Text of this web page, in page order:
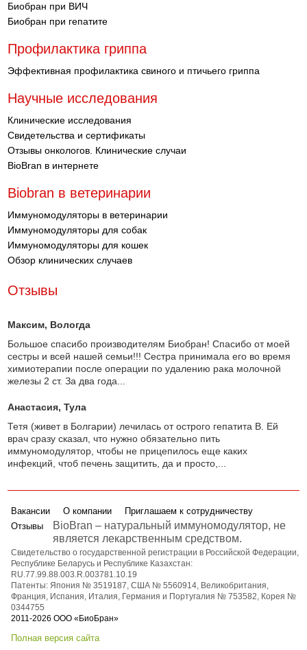
Биобран при ВИЧ
Биобран при гепатите
Профилактика гриппа
Эффективная профилактика свиного и птичьего гриппа
Научные исследования
Клинические исследования
Свидетельства и сертификаты
Отзывы онкологов. Клинические случаи
BioBran в интернете
Biobran в ветеринарии
Иммуномодуляторы в ветеринарии
Иммуномодуляторы для собак
Иммуномодуляторы для кошек
Обзор клинических случаев
Отзывы
Максим, Вологда
Большое спасибо производителям Биобран! Спасибо от моей
сестры и всей нашей семьи!!! Сестра принимала его во время
химиотерапии после операции по удалению рака молочной
железы 2 ст. За два года...
Анастасия, Тула
Тетя (живет в Болгарии) лечилась от острого гепатита В. Ей
врач сразу сказал, что нужно обязательно пить
иммуномодулятор, чтобы не прицепилось еще каких
инфекций, чтоб печень защитить, да и просто,...
Вакансии О компании
Приглашаем к сотрудничеству
Отзывы
BioBran – натуральный иммуномодулятор, не
является лекарственным средством.
Свидетельство о государственной регистрации в Российской Федерации,
Республике Беларусь и Республике Казахстан:
RU.77.99.88.003.R.003781.10.19
Патенты: Япония № 3519187, США № 5560914, Великобритания,
Франция, Испания, Италия, Германия и Португалия № 753582, Корея №
0344755
2011-2026 ООО «БиоБран»
Полная версия сайта